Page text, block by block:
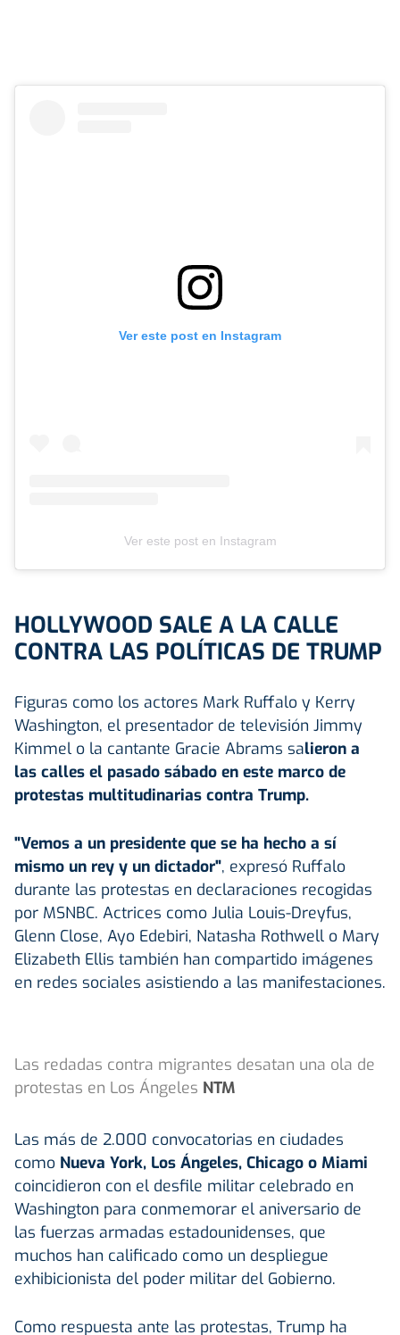
Ver este post en Instagram
Ver este post en Instagram
HOLLYWOOD SALE A LA CALLE
CONTRA LAS POLÍTICAS DE TRUMP
Figuras como los actores Mark Ruffalo y Kerry
Washington, el presentador de televisión Jimmy
Kimmel o la cantante Gracie Abrams salieron a
las calles el pasado sábado en este marco de
protestas multitudinarias contra Trump.
"Vemos a un presidente que se ha hecho a sí
mismo un rey y un dictador", expresó Ruffalo
durante las protestas en declaraciones recogidas
por MSNBC. Actrices como Julia Louis-Dreyfus,
Glenn Close, Ayo Edebiri, Natasha Rothwell o Mary
Elizabeth Ellis también han compartido imágenes
en redes sociales asistiendo a las manifestaciones.
Las redadas contra migrantes desatan una ola de
protestas en Los Ángeles NTM
Las más de 2.000 convocatorias en ciudades
como Nueva York, Los Ángeles, Chicago o Miami
coincidieron con el desfile militar celebrado en
Washington para conmemorar el aniversario de
las fuerzas armadas estadounidenses, que
muchos han calificado como un despliegue
exhibicionista del poder militar del Gobierno.
Como respuesta ante las protestas, Trump ha